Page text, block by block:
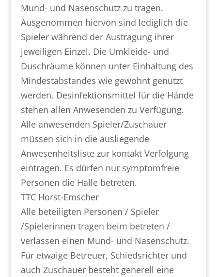
Mund- und Nasenschutz zu tragen.
Ausgenommen hiervon sind lediglich die
Spieler während der Austragung ihrer
jeweiligen Einzel. Die Umkleide- und
Duschräume können unter Einhaltung des
Mindestabstandes wie gewohnt genutzt
werden. Desinfektionsmittel für die Hände
stehen allen Anwesenden zu Verfügung.
Alle anwesenden Spieler/Zuschauer
müssen sich in die ausliegende
Anwesenheitsliste zur kontakt Verfolgung
eintragen. Es dürfen nur symptomfreie
Personen die Halle betreten.
TTC Horst-Emscher
Alle beteiligten Personen / Spieler
/Spielerinnen tragen beim betreten /
verlassen einen Mund- und Nasenschutz.
Für etwaige Betreuer, Schiedsrichter und
auch Zuschauer besteht generell eine